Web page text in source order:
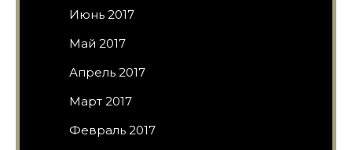
Июнь 2017
Май 2017
Апрель 2017
Март 2017
Февраль 2017